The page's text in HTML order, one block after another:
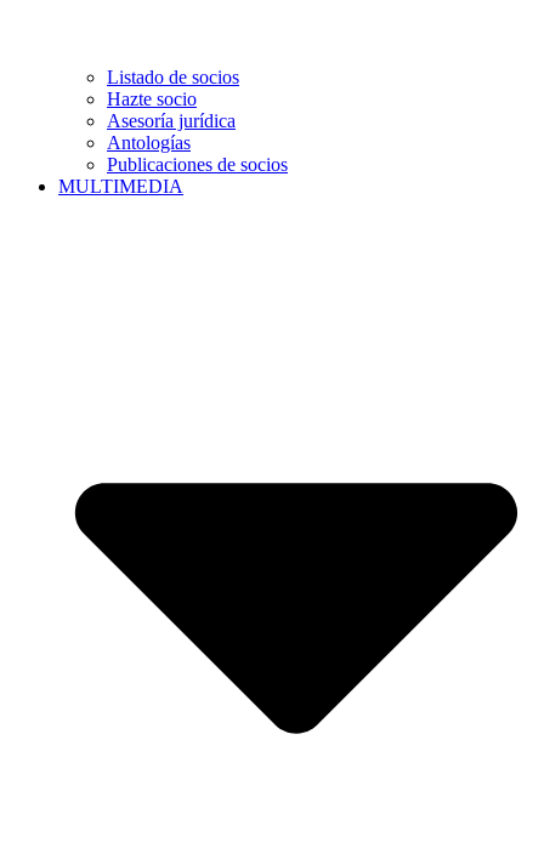
Listado de socios
Hazte socio
Asesoría jurídica
Antologías
Publicaciones de socios
MULTIMEDIA